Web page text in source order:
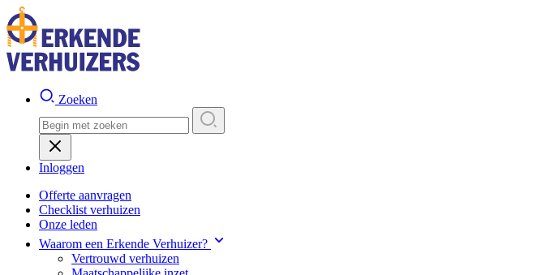
Zoeken
Inloggen
Offerte aanvragen
Checklist verhuizen
Onze leden
Waarom een Erkende Verhuizer?
Vertrouwd verhuizen